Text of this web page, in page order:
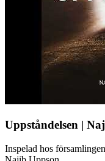
Uppståndelsen |
Inspelad hos